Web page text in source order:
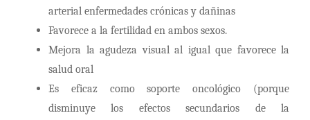
arterial enfermedades crónicas y dañinas
Favorece a la fertilidad en ambos sexos.
Mejora la agudeza visual al igual que favorece la
salud oral
Es eficaz como soporte oncológico (porque
disminuye los efectos secundarios de la